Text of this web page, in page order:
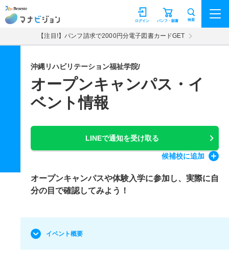
マナビジョン パンフ・願書
ログイン 検索
【注目!】パンフ請求で2000円分電子図書カードGET
沖縄リハビリテーション福祉学院/
オープンキャンパス・イ
ベント情報
LINEで通知を受け取る
候補校に追加
オープンキャンパスや体験入学に参加し、実際に自
分の目で確認してみよう！
イベント概要